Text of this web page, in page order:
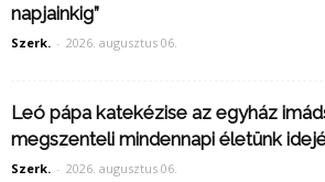
napjainkig”
Szerk. - 2026. augusztus 06.
Leó pápa katekézise az egyház
megszenteli mindennapi életünk
Szerk. - 2026. augusztus 06.